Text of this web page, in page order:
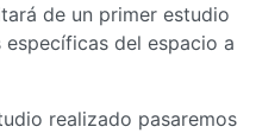
de un primer estudio
específicas del espacio a
realizado pasaremos